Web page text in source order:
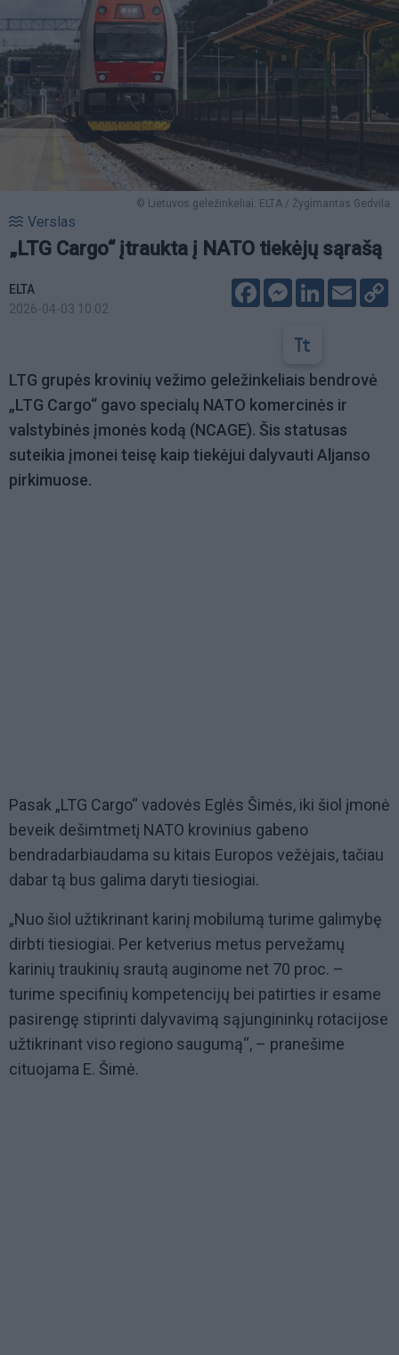
© Lietuvos geležinkeliai. ELTA / Žygimantas Gedvila
Verslas
„LTG Cargo“ įtraukta į NATO tiekėjų sąrašą
ELTA
2026-04-03 10:02
FacebookMessenger
LinkedIn
Email
LTG grupės krovinių vežimo geležinkeliais bendrovė
„LTG Cargo“ gavo specialų NATO komercinės ir
valstybinės įmonės kodą (NCAGE). Šis statusas
suteikia įmonei teisę kaip tiekėjui dalyvauti Aljanso
pirkimuose.
Pasak „LTG Cargo“ vadovės Eglės Šimės, iki šiol įmonė
beveik dešimtmetį NATO krovinius gabeno
bendradarbiaudama su kitais Europos vežėjais, tačiau
dabar tą bus galima daryti tiesiogiai.
„Nuo šiol užtikrinant karinį mobilumą turime galimybę
dirbti tiesiogiai. Per ketverius metus pervežamų
karinių traukinių srautą auginome net 70 proc. –
turime specifinių kompetencijų bei patirties ir esame
pasirengę stiprinti dalyvavimą sąjungininkų rotacijose
užtikrinant viso regiono saugumą“, – pranešime
cituojama E. Šimė.